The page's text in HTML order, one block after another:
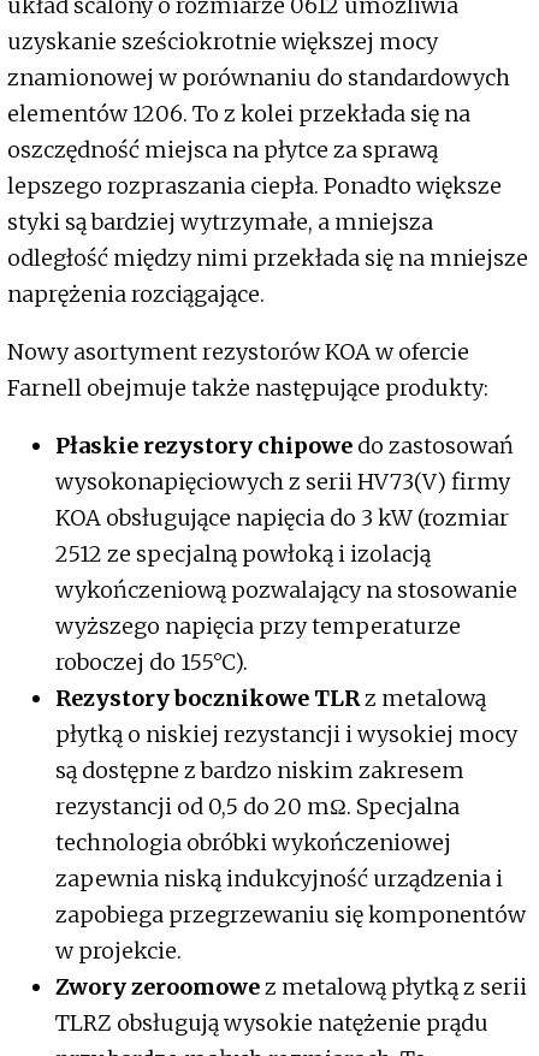
uzyskanie sześciokrotnie większej mocy
znamionowej w porównaniu do standardowych
elementów 1206. To z kolei przekłada się na
oszczędność miejsca na płytce za sprawą
lepszego rozpraszania ciepła. Ponadto większe
styki są bardziej wytrzymałe, a mniejsza
odległość między nimi przekłada się na mniejsze
naprężenia rozciągające.
Nowy asortyment rezystorów KOA w ofercie
Farnell obejmuje także następujące produkty:
Płaskie rezystory chipowe do zastosowań
wysokonapięciowych z serii HV73(V) firmy
KOA obsługujące napięcia do 3 kW (rozmiar
2512 ze specjalną powłoką i izolacją
wykończeniową pozwalający na stosowanie
wyższego napięcia przy temperaturze
roboczej do 155°C).
Rezystory bocznikowe TLRz metalową
płytką o niskiej rezystancji i wysokiej mocy
są dostępne z bardzo niskim zakresem
rezystancji od 0,5 do 20 mΩ. Specjalna
technologia obróbki wykończeniowej
zapewnia niską indukcyjność urządzenia i
zapobiega przegrzewaniu się komponentów
w projekcie.
Zwory zeroomowez metalową płytką z serii
TLRZ obsługują wysokie natężenie prądu